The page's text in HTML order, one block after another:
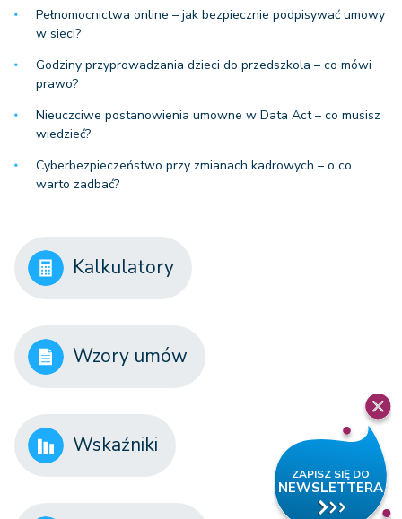
Pełnomocnictwa online – jak bezpiecznie podpisywać umowy
w sieci?
Godziny przyprowadzania dzieci do przedszkola – co mówi
prawo?
Nieuczciwe postanowienia umowne w Data Act – co musisz
wiedzieć?
Cyberbezpieczeństwo przy zmianach kadrowych – o co
warto zadbać?
Kalkulatory
Wzory umów
Wskaźniki